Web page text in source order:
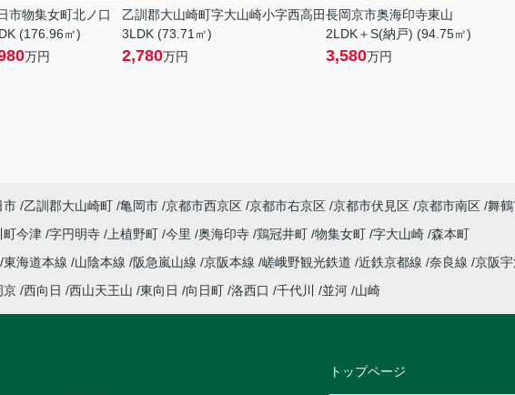
市物集女町北ノ口
(176.96㎡)
万円
乙訓郡大山崎町字大山崎小字西高田
3LDK (73.71㎡)
2,780万円
長岡京市奥海印寺東山
2LDK＋S(納戸) (94.75㎡)
3,580万円
市 乙訓郡大山崎町 亀岡市 京都市西京区 京都市右京区 京都市伏見区 京都市南区 舞
町今津 字円明寺 上植野町 今里 奥海印寺 鶏冠井町 物集女町 字大山崎 森本町
東海道本線 山陰本線 阪急嵐山線 京阪本線 嵯峨野観光鉄道 近鉄京都線 奈良線 京阪
京 西向日 西山天王山 東向日 向日町 洛西口 千代川 並河 山崎
トップページ